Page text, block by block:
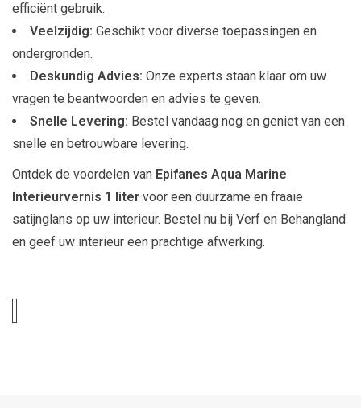
efficiënt gebruik.
Veelzijdig: Geschikt voor diverse toepassingen en
ondergronden.
Deskundig Advies: Onze experts staan klaar om uw
vragen te beantwoorden en advies te geven.
Snelle Levering: Bestel vandaag nog en geniet van een
snelle en betrouwbare levering.
Ontdek de voordelen van Epifanes Aqua Marine
Interieurvernis 1 liter voor een duurzame en fraaie
satijnglans op uw interieur. Bestel nu bij Verf en Behangland
en geef uw interieur een prachtige afwerking.